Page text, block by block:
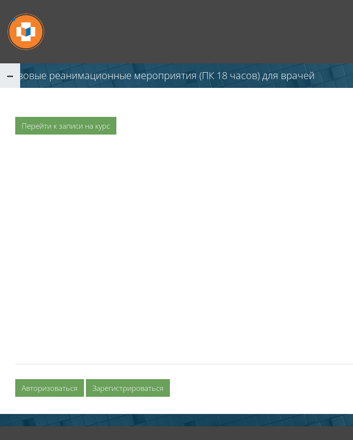
Базовые реанимационные мероприятия (ПК 18 часов) для врачей
Перейти к записи на курс
Авторизоваться Зарегистрироваться